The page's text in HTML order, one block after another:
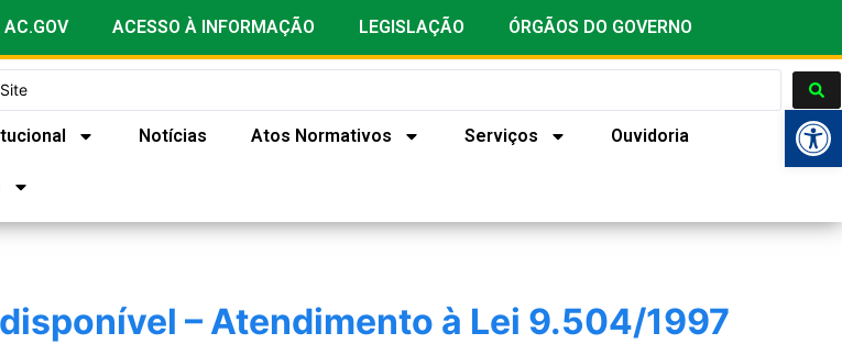
AC.GOV ACESSO À INFORMAÇÃO LEGISLAÇÃO ÓRGÃOS DO GOVERNO
Notícias Atos Normativos Serviços Ouvidoria
– Atendimento à Lei 9.504/1997